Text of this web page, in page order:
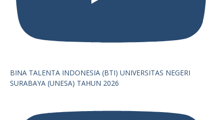
BINA TALENTA INDONESIA (BTI) UNIVERSITAS NEGERI
SURABAYA (UNESA) TAHUN 2026